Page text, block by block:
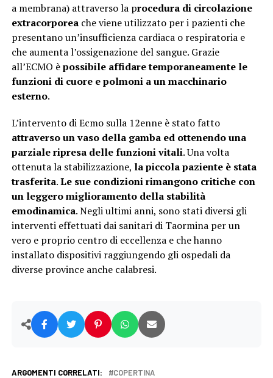
a membrana) attraverso la procedura di circolazione
extracorporeache viene utilizzato per i pazienti che
presentano un’insufficienza cardiaca o respiratoria e
che aumenta l’ossigenazione del sangue. Grazie
all’ECMO èpossibile affidare temporaneamente le
funzioni di cuore e polmoni a un macchinario
esterno.
L’intervento di Ecmo sulla 12enne è stato fatto
attraverso un vaso della gamba ed ottenendo una
parziale ripresa delle funzioni vitali. Una volta
ottenuta la stabilizzazione, la piccola paziente è stata
trasferita.Le sue condizioni rimangono critiche con
un leggero miglioramento della stabilità
emodinamica. Negli ultimi anni, sono stati diversi gli
interventi effettuati dai sanitari di Taormina per un
vero e proprio centro di eccellenza e che hanno
installato dispositivi raggiungendo gli ospedali da
diverse province anche calabresi.
ARGOMENTI CORRELATI: COPERTINA